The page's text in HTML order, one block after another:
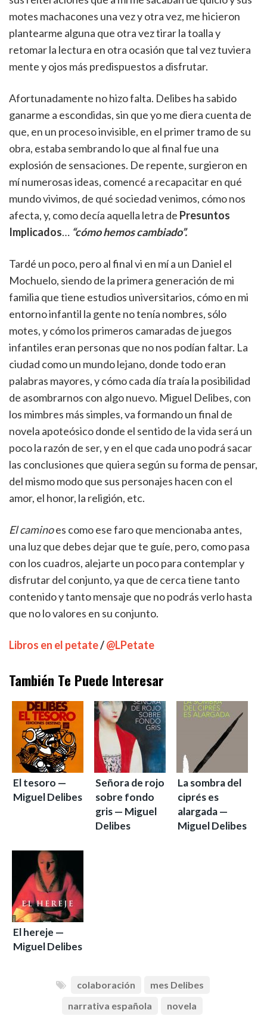
motes machacones una vez y otra vez, me hicieron
plantearme alguna que otra vez tirar la toalla y
retomar la lectura en otra ocasión que tal vez tuviera
mente y ojos más predispuestos a disfrutar.
Afortunadamente no hizo falta. Delibes ha sabido
ganarme a escondidas, sin que yo me diera cuenta de
que, en un proceso invisible, en el primer tramo de su
obra, estaba sembrando lo que al final fue una
explosión de sensaciones. De repente, surgieron en
mí numerosas ideas, comencé a recapacitar en qué
mundo vivimos, de qué sociedad venimos, cómo nos
afecta, y, como decía aquella letra de Presuntos
Implicados… “cómo hemos cambiado”.
Tardé un poco, pero al final vi en mí a un Daniel el
Mochuelo, siendo de la primera generación de mi
familia que tiene estudios universitarios, cómo en mi
entorno infantil la gente no tenía nombres, sólo
motes, y cómo los primeros camaradas de juegos
infantiles eran personas que no nos podían faltar. La
ciudad como un mundo lejano, donde todo eran
palabras mayores, y cómo cada día traía la posibilidad
de asombrarnos con algo nuevo. Miguel Delibes, con
los mimbres más simples, va formando un final de
novela apoteósico donde el sentido de la vida será un
poco la razón de ser, y en el que cada uno podrá sacar
las conclusiones que quiera según su forma de pensar,
del mismo modo que sus personajes hacen con el
amor, el honor, la religión, etc.
El caminoes como ese faro que mencionaba antes,
una luz que debes dejar que te guíe, pero, como pasa
con los cuadros, alejarte un poco para contemplar y
disfrutar del conjunto, ya que de cerca tiene tanto
contenido y tanto mensaje que no podrás verlo hasta
que no lo valores en su conjunto.
Libros en el petate/@LPetate
También Te Puede Interesar
El tesoro —
Miguel Delibes
Señora de rojo
sobre fondo
gris — Miguel
Delibes
La sombra del
ciprés es
alargada —
Miguel Delibes
El hereje —
Miguel Delibes
colaboración
mes Delibes
narrativa española
novela